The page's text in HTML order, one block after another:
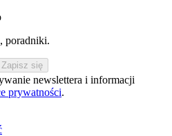
poradniki.
Zapisz się
newslettera i informacji
prywatności.